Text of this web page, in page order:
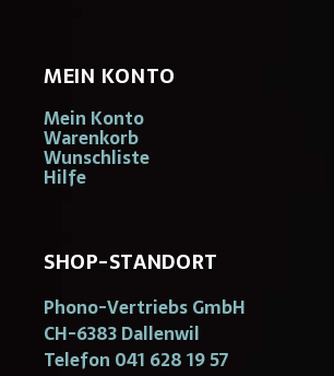
MEIN KONTO
Mein Konto
Warenkorb
Wunschliste
Hilfe
SHOP-STANDORT
Phono-Vertriebs GmbH
CH-6383 Dallenwil
Telefon 041 628 19 57